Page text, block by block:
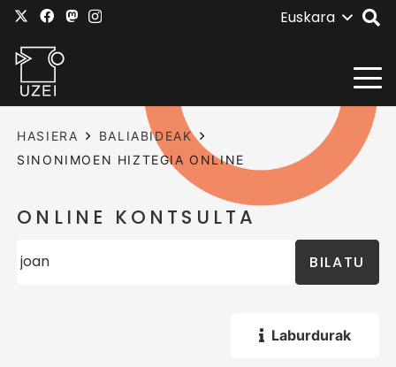
Euskara
HASIERA
BALIABIDEAK
SINONIMOEN HIZTEGIA ONLINE
ONLINE KONTSULTA
BILATU
Laburdurak